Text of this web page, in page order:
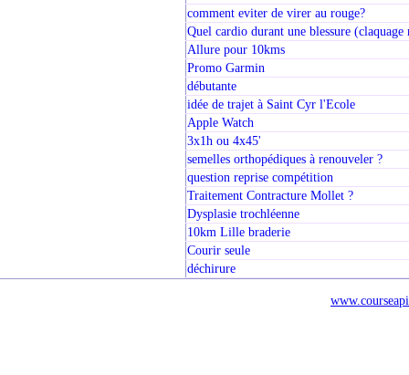
comment eviter de virer au rouge?
Quel cardio durant une blessure
Allure pour 10kms
Promo Garmin
débutante
idée de trajet à Saint Cyr l'Ecole
Apple Watch
3x1h ou 4x45'
semelles orthopédiques à renouveler ?
question reprise compétition
Traitement Contracture Mollet ?
Dysplasie trochléenne
10km Lille braderie
Courir seule
déchirure